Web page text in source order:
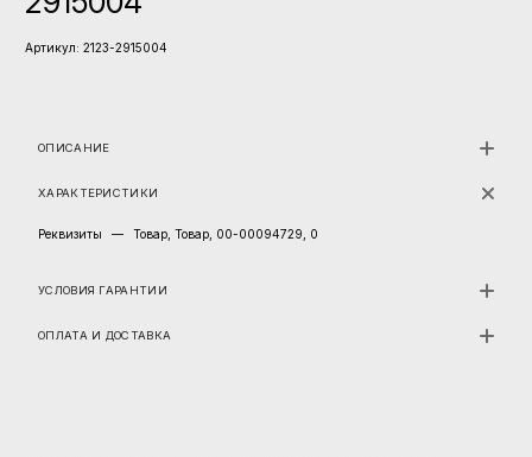
Артикул: 2123-2915004
ОПИСАНИЕ
ХАРАКТЕРИСТИКИ
Реквизиты — Товар, Товар, 00-00094729, 0
УСЛОВИЯ ГАРАНТИИ
ОПЛАТА И ДОСТАВКА